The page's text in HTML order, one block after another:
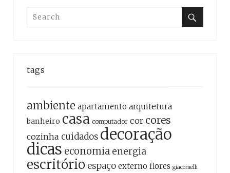
Search
tags
ambiente apartamento arquitetura
banheiro casa computador cor cores
cozinha cuidados decoração
dicas economia energia
escritório espaço externo flores giacomelli